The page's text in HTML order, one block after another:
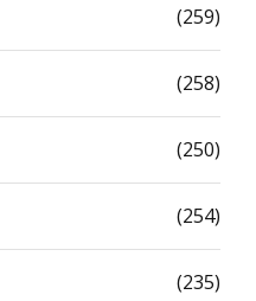
(259)
(258)
(250)
(254)
(235)